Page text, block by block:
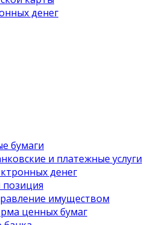
денег
бумаги
и платежные услуги
денег
имуществом
ценных бумаг